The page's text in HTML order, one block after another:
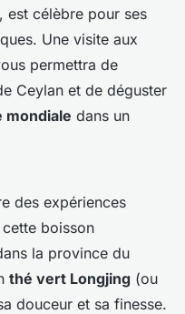
est célèbre pour ses
Une visite aux
permettra de
Ceylan et de déguster
mondiale dans un
des expériences
boisson
la province du
thé vert Longjing (ou
douceur et sa finesse.